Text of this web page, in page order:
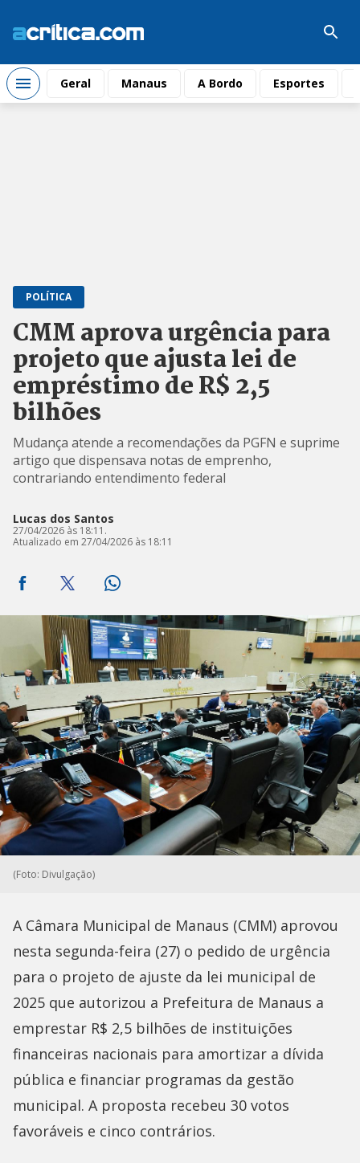
Geral Manaus A Bordo Esportes
POLÍTICA
CMM aprova urgência para
projeto que ajusta lei de
empréstimo de R$ 2,5
bilhões
Mudança atende a recomendações da PGFN e suprime
artigo que dispensava notas de emprenho,
contrariando entendimento federal
Lucas dos Santos
27/04/2026 às 18:11.
Atualizado em 27/04/2026 às 18:11
(Foto: Divulgação)
A Câmara Municipal de Manaus (CMM) aprovou
nesta segunda-feira (27) o pedido de urgência
para o projeto de ajuste da lei municipal de
2025 que autorizou a Prefeitura de Manaus a
emprestar R$ 2,5 bilhões de instituições
financeiras nacionais para amortizar a dívida
pública e financiar programas da gestão
municipal. A proposta recebeu 30 votos
favoráveis e cinco contrários.